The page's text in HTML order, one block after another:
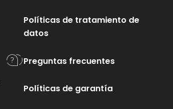
Políticas de tratamiento de
datos
Preguntas frecuentes
Políticas de garantía